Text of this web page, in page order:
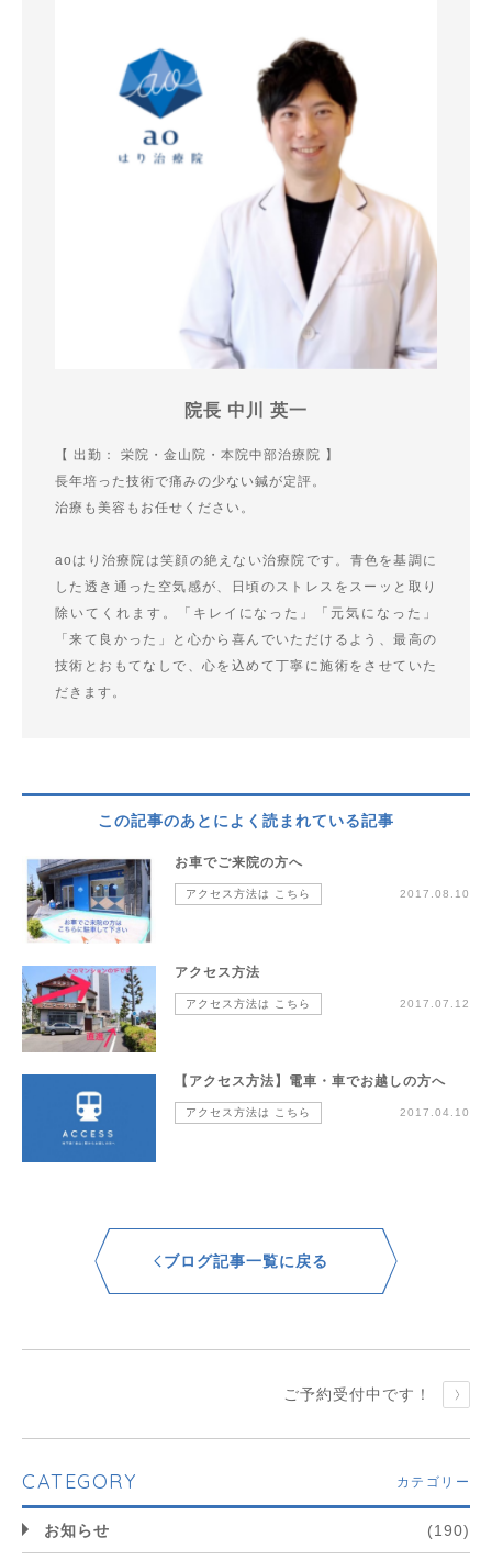
院長 中川 英一
【 出勤： 栄院・金山院・本院中部治療院 】
長年培った技術で痛みの少ない鍼が定評。
治療も美容もお任せください。
aoはり治療院は笑顔の絶えない治療院です。青色を基調に
した透き通った空気感が、日頃のストレスをスーッと取り
除いてくれます。「キレイになった」「元気になった」
「来て良かった」と心から喜んでいただけるよう、最高の
技術とおもてなしで、心を込めて丁寧に施術をさせていた
だきます。
この記事のあとによく読まれている記事
お車でご来院の方へ
アクセス方法は こちら 2017.08.10
アクセス方法
アクセス方法は こちら 2017.07.12
【アクセス方法】電車・車でお越しの方へ
アクセス方法は こちら 2017.04.10
ブログ記事一覧に戻る
ご予約受付中です！
CATEGORY カテゴリー
お知らせ (190)